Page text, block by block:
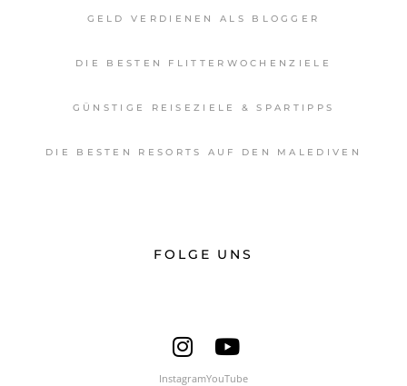
GELD VERDIENEN ALS BLOGGER
DIE BESTEN FLITTERWOCHENZIELE
GÜNSTIGE REISEZIELE & SPARTIPPS
DIE BESTEN RESORTS AUF DEN MALEDIVEN
FOLGE UNS
InstagramYouTube